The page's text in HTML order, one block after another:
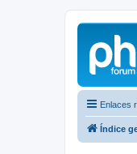
Enlaces
Índice